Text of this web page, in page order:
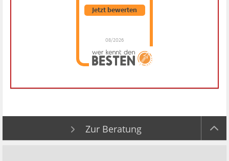
08/2026
Jetzt bewerten
Dr. Hubert Menken
hat4.88 von5
MenkenBewertungen
Zur Beratung